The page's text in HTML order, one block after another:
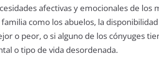
afectivas y emocionales de los
como los abuelos, la
o peor, o si alguno de los cónyuges
o tipo de vida desordenada.